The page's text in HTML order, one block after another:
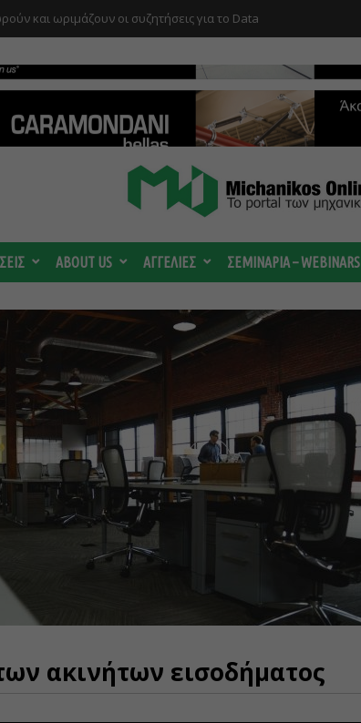
και ωριμάζουν οι συζητήσεις για το Data
ABOUT US ΑΓΓΕΛΙΕΣ ΣΕΜΙΝΑΡΙΑ – WEBINARS
ακινήτων εισοδήματος